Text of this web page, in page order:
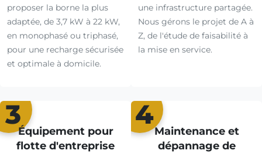
proposer la borne la plus
adaptée, de 3,7 kW à 22 kW,
en monophasé ou triphasé,
pour une recharge sécurisée
et optimale à domicile.
une infrastructure partagée.
Nous gérons le projet de A à
Z, de l'étude de faisabilité à
la mise en service.
3
Équipement pour
flotte d'entreprise
4
Maintenance et
dépannage de